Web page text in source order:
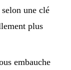
une clé
plus
embauche